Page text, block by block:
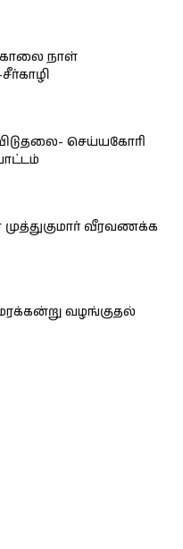
நாள்
செய்யகோரி
வீரவணக்க
வழங்குதல்